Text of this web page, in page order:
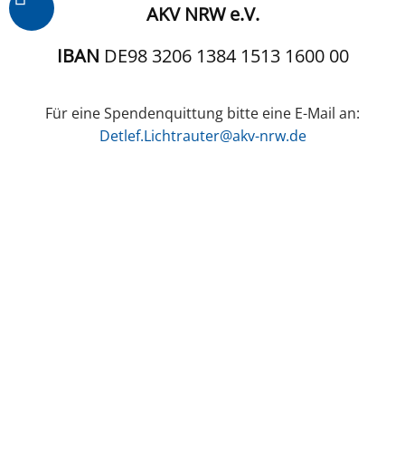
AKV NRW e.V.
IBAN DE98 3206 1384 1513 1600 00
Für eine Spendenquittung bitte eine E-Mail an:
Detlef.Lichtrauter@akv-nrw.de